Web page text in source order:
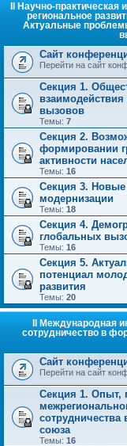
II Научно-
региональное
Актуальные
Сайт
Перейти на сайт
Секция 1.
вызовов
Темы: 7
Секция 2.
формировании
активности
Темы: 16
Секция 3. Новые
модернизации
Темы: 18
Секция 4.
глобальных
Темы: 16
Секция 5.
потенциал
развития
Темы: 20
II Международная
сотрудничество в
Сайт
Перейти на сайт
Секция 1. Опыт,
сотрудничества
союза
Темы: 16